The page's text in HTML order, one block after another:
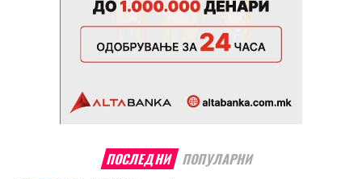
ПОСЛЕДНИ ПОПУЛАРНИ